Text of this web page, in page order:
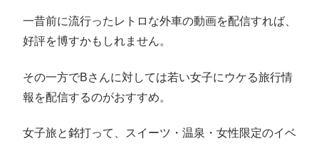
一昔前に流行ったレトロな外車の動画を配信すれば、
好評を博すかもしれません。
その一方でBさんに対しては若い女子にウケる旅行情
報を配信するのがおすすめ。
女子旅と銘打って、スイーツ・温泉・女性限定のイベ